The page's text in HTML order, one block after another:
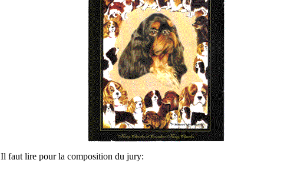
Il faut lire pour la composition du jury: